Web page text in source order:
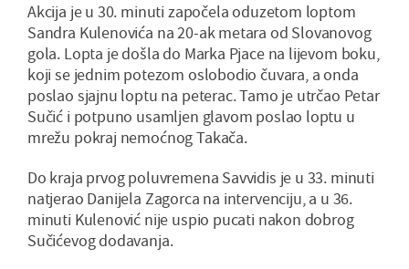
Akcija je u 30. minuti započela oduzetom loptom
Sandra Kulenovića na 20-ak metara od Slovanovog
gola. Lopta je došla do Marka Pjace na lijevom boku,
koji se jednim potezom oslobodio čuvara, a onda
poslao sjajnu loptu na peterac. Tamo je utrčao Petar
Sučić i potpuno usamljen glavom poslao loptu u
mrežu pokraj nemoćnog Takača.
Do kraja prvog poluvremena Savvidis je u 33. minuti
natjerao Danijela Zagorca na intervenciju, a u 36.
minuti Kulenović nije uspio pucati nakon dobrog
Sučićevog dodavanja.